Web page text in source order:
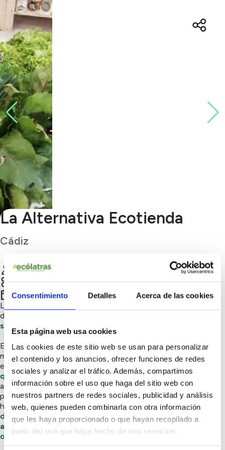
Consentimiento Detalles Acerca de las cookies
Esta página web usa cookies
Las cookies de este sitio web se usan para personalizar
el contenido y los anuncios, ofrecer funciones de redes
sociales y analizar el tráfico. Además, compartimos
información sobre el uso que haga del sitio web con
nuestros partners de redes sociales, publicidad y análisis
web, quienes pueden combinarla con otra información
que les haya proporcionado o que hayan recopilado a
partir del uso que haya hecho de sus servicios.
La Alternativa Ecotienda
Cádiz
La Alternativa Ecotienda
Consumo responsable
1 trimestre 2022
La Alternativa Ecotienda es una tienda que se dedica a la
difusión y venta de
sostenibles.
Estamos firmemente convencidos de que podemos hacer
mucho en relación al medio ambiente: por ejemplo, podemos
elegir lo que queremos consumir preguntándonos por
dónde,
quiénes y cómohan producido los alimentos que comemos,
así como los cosméticos que utilizamos y todos los
productos que compramos. Si tomamos en serio nuestros
hábitos alimentarios y de consumo podemosreducir el nivel
de emisiones que producimos y ganar en salud.Por tanto,
apoyamos el comercio local, la elaboración artesanal,
organica y natural para el cuidado de nuestro planeta.